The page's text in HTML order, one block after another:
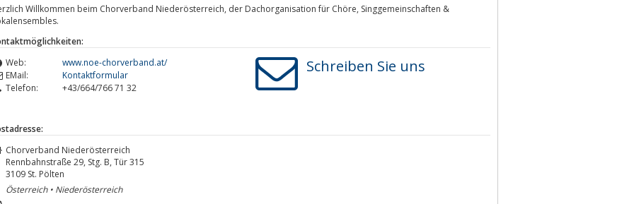
Willkommen beim Chorverband Niederösterreich, der Dachorganisation für Chöre, Singgemeinschaften &
Web:
www.noe-chorverband.at/
EMail:
Kontaktformular
Telefon:
+43/664/766 71 32
Schreiben Sie uns
Chorverband Niederösterreich
Rennbahnstraße 29, Stg. B, Tür 315
3109 St. Pölten
Österreich • Niederösterreich